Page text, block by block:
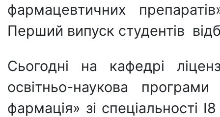
фармацевтичних
Перший випуск студентів
Сьогодні на кафедрі
освітньо-наукова
фармація» зі спеціальності